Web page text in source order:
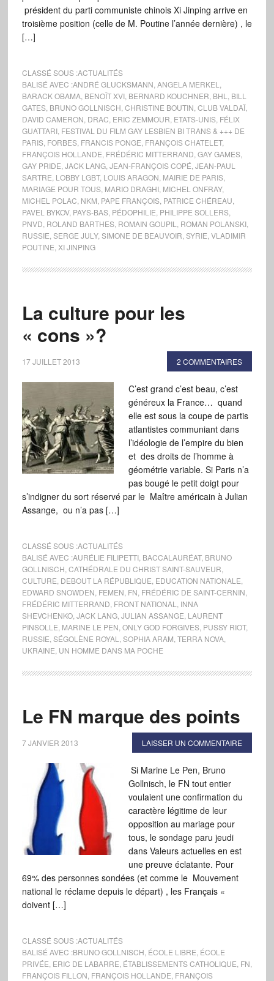
président du parti communiste chinois Xi Jinping arrive en
troisième position (celle de M. Poutine l’année dernière) , le
[…]
CLASSÉ SOUS :ACTUALITÉS
BALISÉ AVEC :ANDRÉ GLUCKSMANN ANGELA MERKEL
BARACK OBAMA, BENOÎT XVI, BERNARD KOUCHNER BHL
BILL
GATES, BRUNO GOLLNISCH CHRISTINE BOUTIN CLUB VALDAÏ,
DAVID CAMERON DRAC ERIC ZEMMOUR ETATS-UNIS, FÉLIX
GUATTARI, FESTIVAL DU FILM GAY LESBIEN BI TRANS & +++ DE
PARIS, FORBES, FRANCIS PONGE FRANÇOIS CHATELET,
FRANÇOIS HOLLANDE FRÉDÉRIC MITTERRAND GAY GAMES,
GAY PRIDE JACK LANG, JEAN-FRANÇOIS COPÉ JEAN-PAUL
SARTRE LOBBY LGBT, LOUIS ARAGON MAIRIE DE PARIS,
MARIAGE POUR TOUS, MARIO DRAGHI, MICHEL ONFRAY,
MICHEL POLAC NKM PAPE FRANÇOIS, PATRICE CHÉREAU
PAVEL BYKOV, PAYS-BAS, PÉDOPHILIE PHILIPPE SOLLERS,
PNVD ROLAND BARTHES, ROMAIN GOUPIL ROMAN POLANSKI,
RUSSIE SERGE JULY, SIMONE DE BEAUVOIR SYRIE VLADIMIR
POUTINE XI JINPING
La culture pour les
« cons »?
17 JUILLET 2013 2 COMMENTAIRES
C’est grand c’est beau, c’est
généreux la France… quand
elle est sous la coupe de partis
atlantistes communiant dans
l’idéologie de l’empire du bien
et des droits de l’homme à
géométrie variable. Si Paris n’a
pas bougé le petit doigt pour
s’indigner du sort réservé par le Maître américain à Julian
Assange, ou n’a pas […]
CLASSÉ SOUS :ACTUALITÉS
BALISÉ AVEC :AURÉLIE FILIPETTI, BACCALAURÉAT, BRUNO
GOLLNISCH CATHÉDRALE DU CHRIST SAINT-SAUVEUR
CULTURE DEBOUT LA RÉPUBLIQUE EDUCATION NATIONALE
EDWARD SNOWDEN FEMEN FN FRÉDÉRIC DE SAINT-CERNIN
FRÉDÉRIC MITTERRAND FRONT NATIONAL
INNA
SHEVCHENKO, JACK LANG, JULIAN ASSANGE LAURENT
PINSOLLE MARINE LE PEN ONLY GOD FORGIVES, PUSSY RIOT,
RUSSIE SÉGOLÈNE ROYAL SOPHIA ARAM TERRA NOVA,
UKRAINE UN HOMME DANS MA POCHE
Le FN marque des points
7 JANVIER 2013 LAISSER UN COMMENTAIRE
Si Marine Le Pen, Bruno
Gollnisch, le FN tout entier
voulaient une confirmation du
caractère légitime de leur
opposition au mariage pour
tous, le sondage paru jeudi
dans Valeurs actuelles en est
une preuve éclatante. Pour
69% des personnes sondées (et comme le Mouvement
national le réclame depuis le départ) , les Français «
doivent […]
CLASSÉ SOUS :ACTUALITÉS
BALISÉ AVEC :BRUNO GOLLNISCH ÉCOLE LIBRE ÉCOLE
PRIVÉE ERIC DE LABARRE ÉTABLISSEMENTS CATHOLIQUE FN
FRANÇOIS FILLON FRANÇOIS HOLLANDE FRANÇOIS